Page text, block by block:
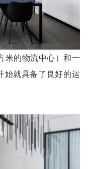
米的物流中心）和一
始就具备了良好的运